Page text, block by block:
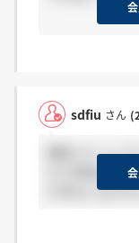
sdfiu さん
選抜コミュニ
から特別job
27卒の人は